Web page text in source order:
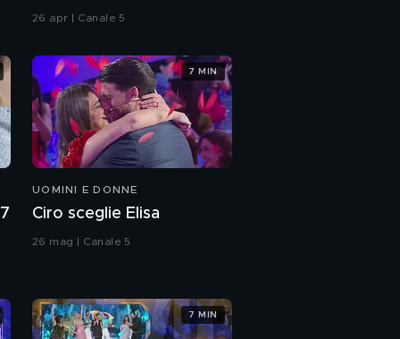
26 apr | Canale 5
UOMINI E DONNE
Ciro sceglie Elisa
26 mag | Canale 5
7 MIN
7 MIN